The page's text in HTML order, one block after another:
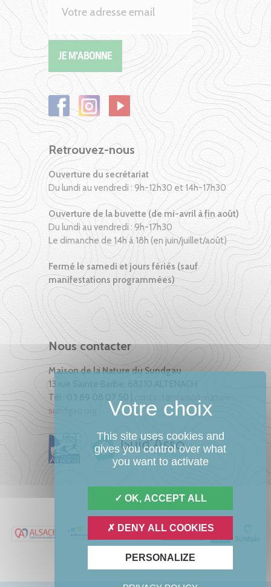
Retrouvez-nous
Ouverture du secrétariat
Du lundi au vendredi : 9h-12h30 et 14h-17h30
Ouverture de la buvette (de mi-avril à fin août)
Du lundi au vendredi : 9h-17h30
Le dimanche de 14h à 18h (en juin/juillet/août)
Fermé le samedi et jours fériés (sauf
manifestations programmées)
Nous contacter
Maison de la Nature du Sundgau
13 rue Sainte Barbe, 68210 ALTENACH
Tél : 03 89 08 07 50 |
sundgau.org
This site uses cookies and
gives you control over what
you want to activate
OK, ACCEPT ALL
DENY ALL COOKIES
PERSONALIZE